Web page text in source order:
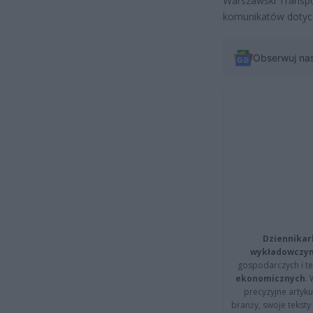
komunikatów
Obserwuj
gospodarczych i
ekonomicznych.
precyzyjne
branży, swoje